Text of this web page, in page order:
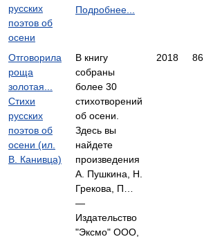
русских
поэтов об
осени
Подробнее...
Отговорила
роща
золотая...
Стихи
русских
поэтов об
осени (ил.
В. Канивца)
В книгу
собраны
более 30
стихотворений
об осени.
Здесь вы
найдете
произведения
А. Пушкина, Н.
Грекова, П…
—
Издательство
"Эксмо" ООО,
2018 86